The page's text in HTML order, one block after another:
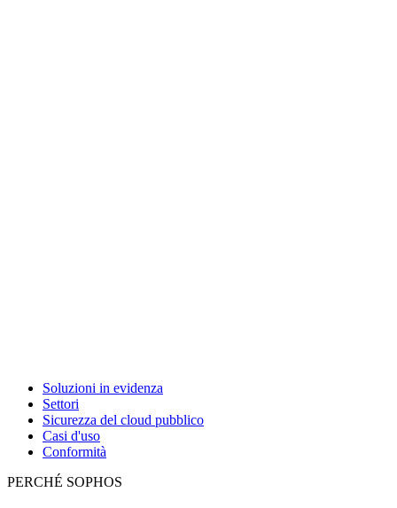
Soluzioni in evidenza
Settori
Sicurezza del cloud pubblico
Casi d'uso
Conformità
PERCHÉ SOPHOS